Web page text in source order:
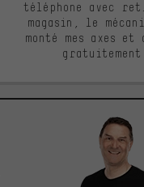
téléphone avec
magasin, le
monté mes axes et